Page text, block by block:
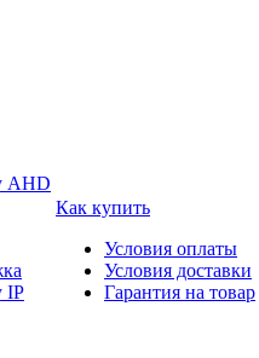
AHD
IP
Как купить
Условия оплаты
Условия доставки
Гарантия на товар